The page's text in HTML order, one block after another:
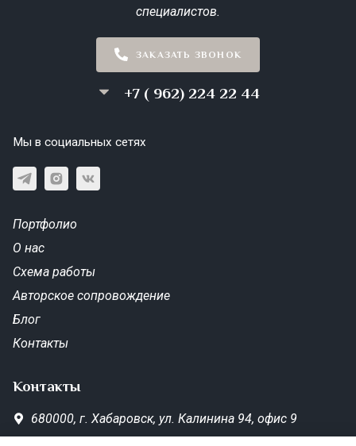
специалистов.
ЗАКАЗАТЬ ЗВОНОК
+7 ( 962) 224 22 44
Мы в социальных сетях
Портфолио
О нас
Схема работы
Авторское сопровождение
Блог
Контакты
Контакты
680000, г. Хабаровск, ул. Калинина 94, офис 9